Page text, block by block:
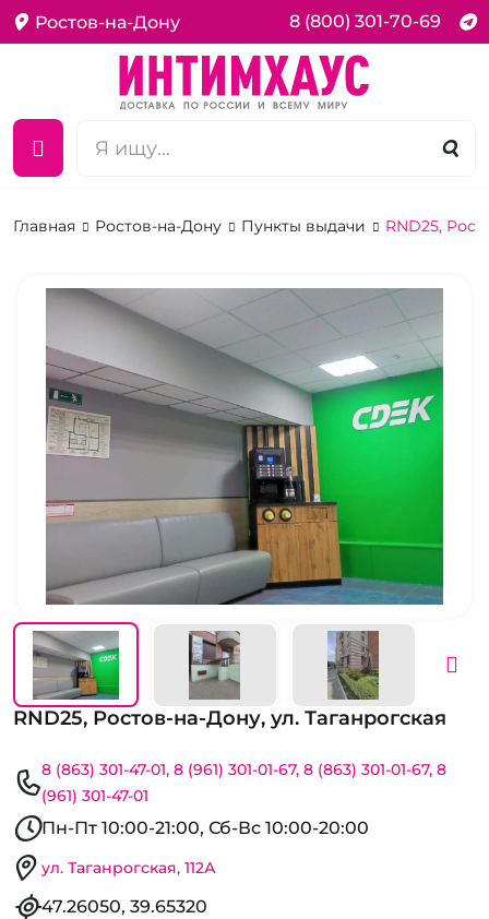
Ростов-на-Дону 8 (800) 301-70-69
Главная Ростов-на-Дону Пункты выдачи RND25,
RND25, Ростов-на-Дону, ул. Таганрогская
8 (863) 301-47-01 8 (961) 301-01-67 8 (863) 301-01-67 8
(961) 301-47-01
Пн-Пт 10:00-21:00, Сб-Вс 10:00-20:00
ул. Таганрогская, 112А
47.26050, 39.65320